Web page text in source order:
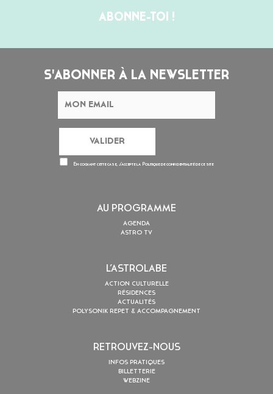
ABONNE-TOI !
S'ABONNER À LA NEWSLETTER
En cochant cette case, j’accepte la Politique de confidentialitéde ce site
AU PROGRAMME
AGENDA
ASTRO TV
L’ASTROLABE
ACTION CULTURELLE
RÉSIDENCES
ACTUALITÉS
POLYSONIK REPET & ACCOMPAGNEMENT
RETROUVEZ-NOUS
INFOS PRATIQUES
BILLETTERIE
WEBZINE